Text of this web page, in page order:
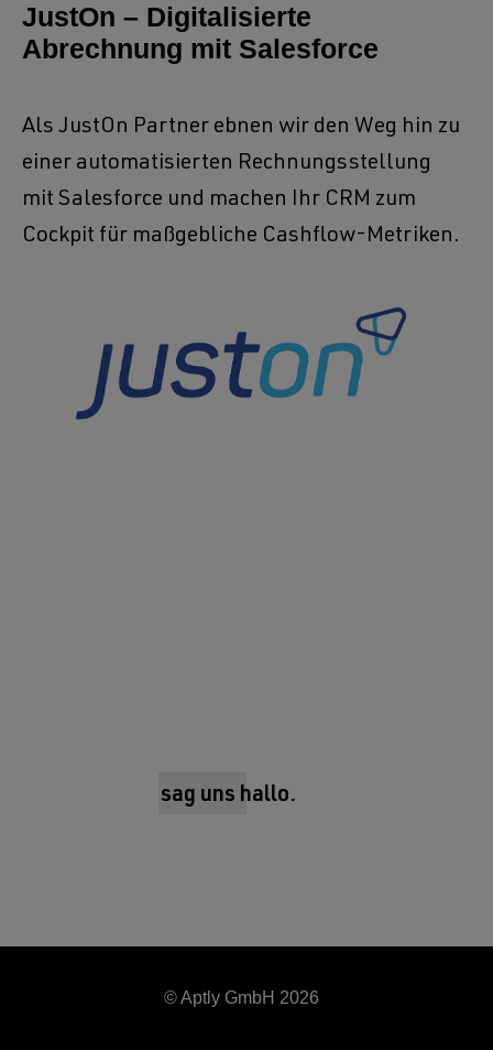
JustOn – Digitalisierte
Abrechnung mit Salesforce
Als JustOn Partner ebnen wir den Weg hin zu
einer automatisierten Rechnungsstellung
mit Salesforce und machen Ihr CRM zum
Cockpit für maßgebliche Cashflow-Metriken.
sag uns hallo.
© Aptly GmbH 2026